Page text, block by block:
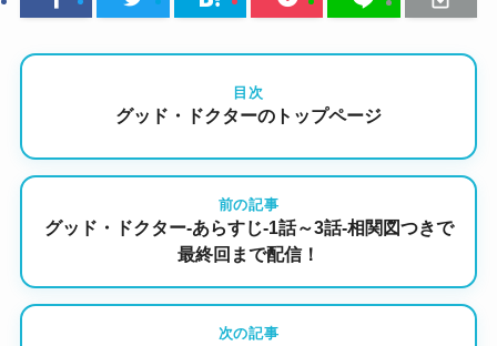
目次
グッド・ドクターのトップページ
前の記事
グッド・ドクター-あらすじ-1話～3話-相関図つきで
最終回まで配信！
次の記事